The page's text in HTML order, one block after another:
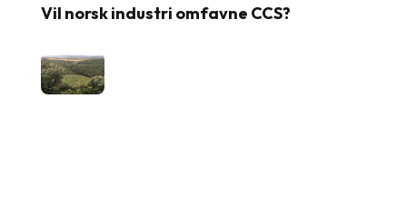
Vil norsk industri omfavne CCS?